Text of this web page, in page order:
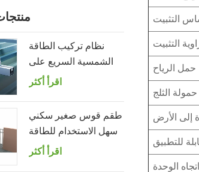
التثبيت
التثبيت
حمل الرياح
حمولة الثلج
إلى الأرض
للتطبيق
اتجاه الوحدة
نظام تركيب الطاقة
الشمسية السريع على
سقف القصدير مع
اقرأ أكثر
طقم قوس صغير سكني
سهل الاستخدام للطاقة
الشمسية لشرفة المنزل
اقرأ أكثر